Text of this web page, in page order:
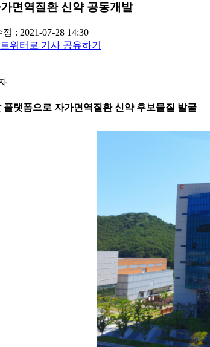
면역질환 신약 공동개발
정 : 2021-07-28 14:30
트위터로 기사 공유하기
랫폼으로 자가면역질환 신약 후보물질 발굴